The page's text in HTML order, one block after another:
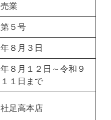
業
５号
８月３日
８月１２日～令和９
１日まで
足高本店